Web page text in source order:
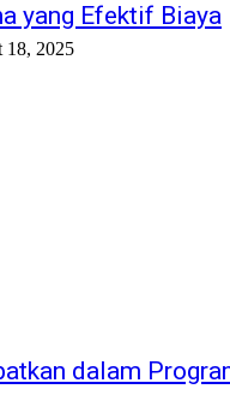
yang Efektif Biaya
18, 2025
dalam